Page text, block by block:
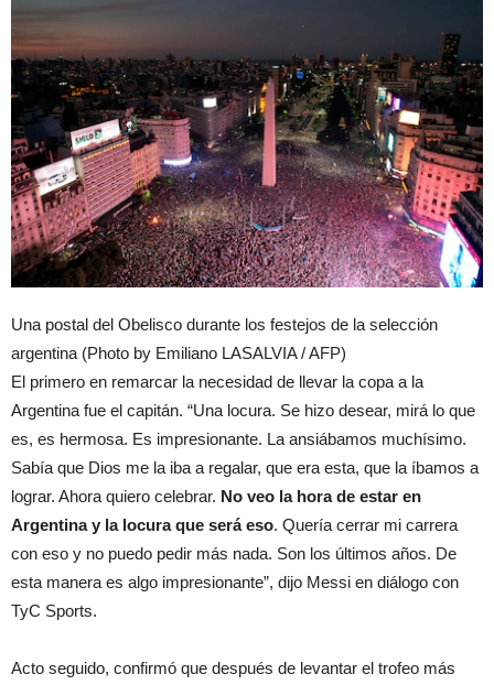
Una postal del Obelisco durante los festejos de la selección
argentina (Photo by Emiliano LASALVIA / AFP)
El primero en remarcar la necesidad de llevar la copa a la
Argentina fue el capitán. “Una locura. Se hizo desear, mirá lo que
es, es hermosa. Es impresionante. La ansiábamos muchísimo.
Sabía que Dios me la iba a regalar, que era esta, que la íbamos a
lograr. Ahora quiero celebrar. No veo la hora de estar en
Argentina y la locura que será eso. Quería cerrar mi carrera
con eso y no puedo pedir más nada. Son los últimos años. De
esta manera es algo impresionante”, dijo Messi en diálogo con
TyC Sports.
Acto seguido, confirmó que después de levantar el trofeo más